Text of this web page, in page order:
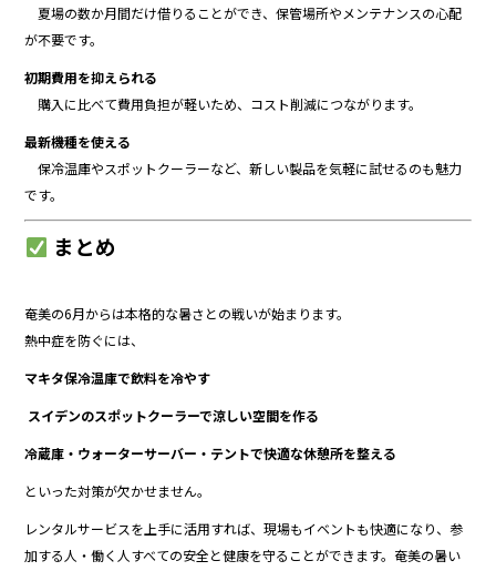
夏場の数か月間だけ借りることができ、保管場所やメンテナンスの心配
が不要です。
初期費用を抑えられる
購入に比べて費用負担が軽いため、コスト削減につながります。
最新機種を使える
保冷温庫やスポットクーラーなど、新しい製品を気軽に試せるのも魅力
です。
まとめ
奄美の6月からは本格的な暑さとの戦いが始まります。
熱中症を防ぐには、
マキタ保冷温庫で飲料を冷やす
スイデンのスポットクーラーで涼しい空間を作る
冷蔵庫・ウォーターサーバー・テントで快適な休憩所を整える
といった対策が欠かせません。
レンタルサービスを上手に活用すれば、現場もイベントも快適になり、参
加する人・働く人すべての安全と健康を守ることができます。奄美の暑い